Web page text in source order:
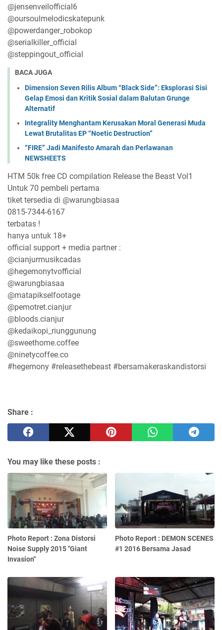
@jensenveilofficial6
@oursoulmelodicskatepunk
@powerdanger_robokop
@serialkiller_official
@steppingout_official
BACA JUGA
Dimension Seven Rilis Album “Black Side”: Eksplorasi Sisi
Gelap Emosi dan Kritik Sosial dalam Balutan Grunge
Alternatif
Integrality Menghantam Kerusakan Moral Generasi Muda
Lewat Brutalitas EP “Noetic Destruction”
“FIRE” Jadi Manifesto Amarah dan Perlawanan
NEWSHEETS
HTM 50k free CD compilation Release the Beast Vol1
Untuk 70 pembeli pertama
tiket tersedia di @warungbiasaa
0815-7344-6167
terbatas !
hanya untuk 18+
official support + media partner :
@cianjurmusikcadas
@hegemonytvofficial
@warungbiasaa
@matapikselfootage
@pemotret.cianjur
@bloods.cianjur
@kedaikopi_riunggunung
@sweethome.coffee
@ninetycoffee.co
#hegemony #releasethebeast #bersamakeraskandistorsi
Share :
You may like these posts :
Photo Report : Zona Distorsi
Noise Supply 2015 "Giant
Invasion"
Photo Report : DEMON SCENES
#1 2016 Bersama Jasad